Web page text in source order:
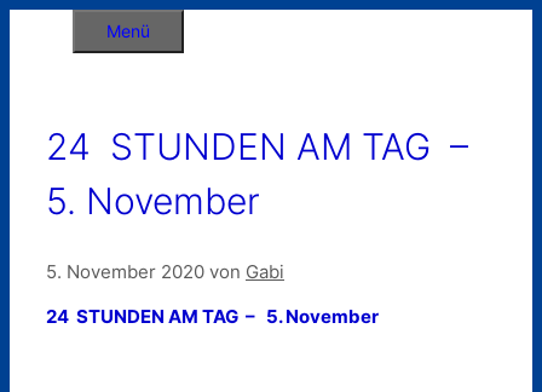
Menü
24 STUNDEN AM TAG –
5. November
5. November 2020 von Gabi
24 STUNDEN AM TAG – 5. November